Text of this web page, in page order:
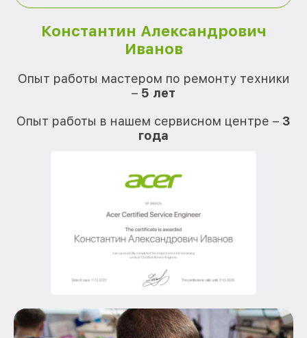
Константин Александрович
Иванов
Опыт работы мастером по ремонту техники
– 5 лет
Опыт работы в нашем сервисном центре – 3
года